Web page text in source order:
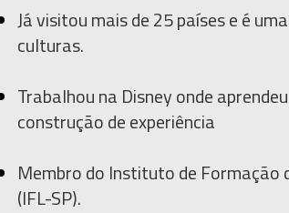
Já visitou mais de25 paísese é
culturas.
Trabalhou na Disney onde
construção de experiência
Membro do Instituto de Formação
(IFL-SP).